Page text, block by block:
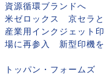
資源循環ブランドへ
米ゼロックス 京セラ
産業用インクジェット
場に再参入 新型印機
トッパン・フォームズ